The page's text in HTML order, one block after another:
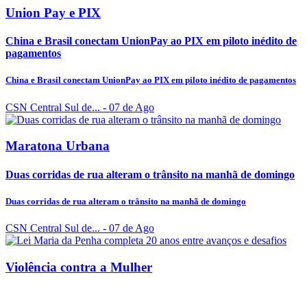
Union Pay e PIX
China e Brasil conectam UnionPay ao PIX em piloto inédito de
pagamentos
China e Brasil conectam UnionPay ao PIX em piloto inédito de pagamentos
CSN Central Sul de... - 07 de Ago
Maratona Urbana
Duas corridas de rua alteram o trânsito na manhã de domingo
Duas corridas de rua alteram o trânsito na manhã de domingo
CSN Central Sul de... - 07 de Ago
Violência contra a Mulher